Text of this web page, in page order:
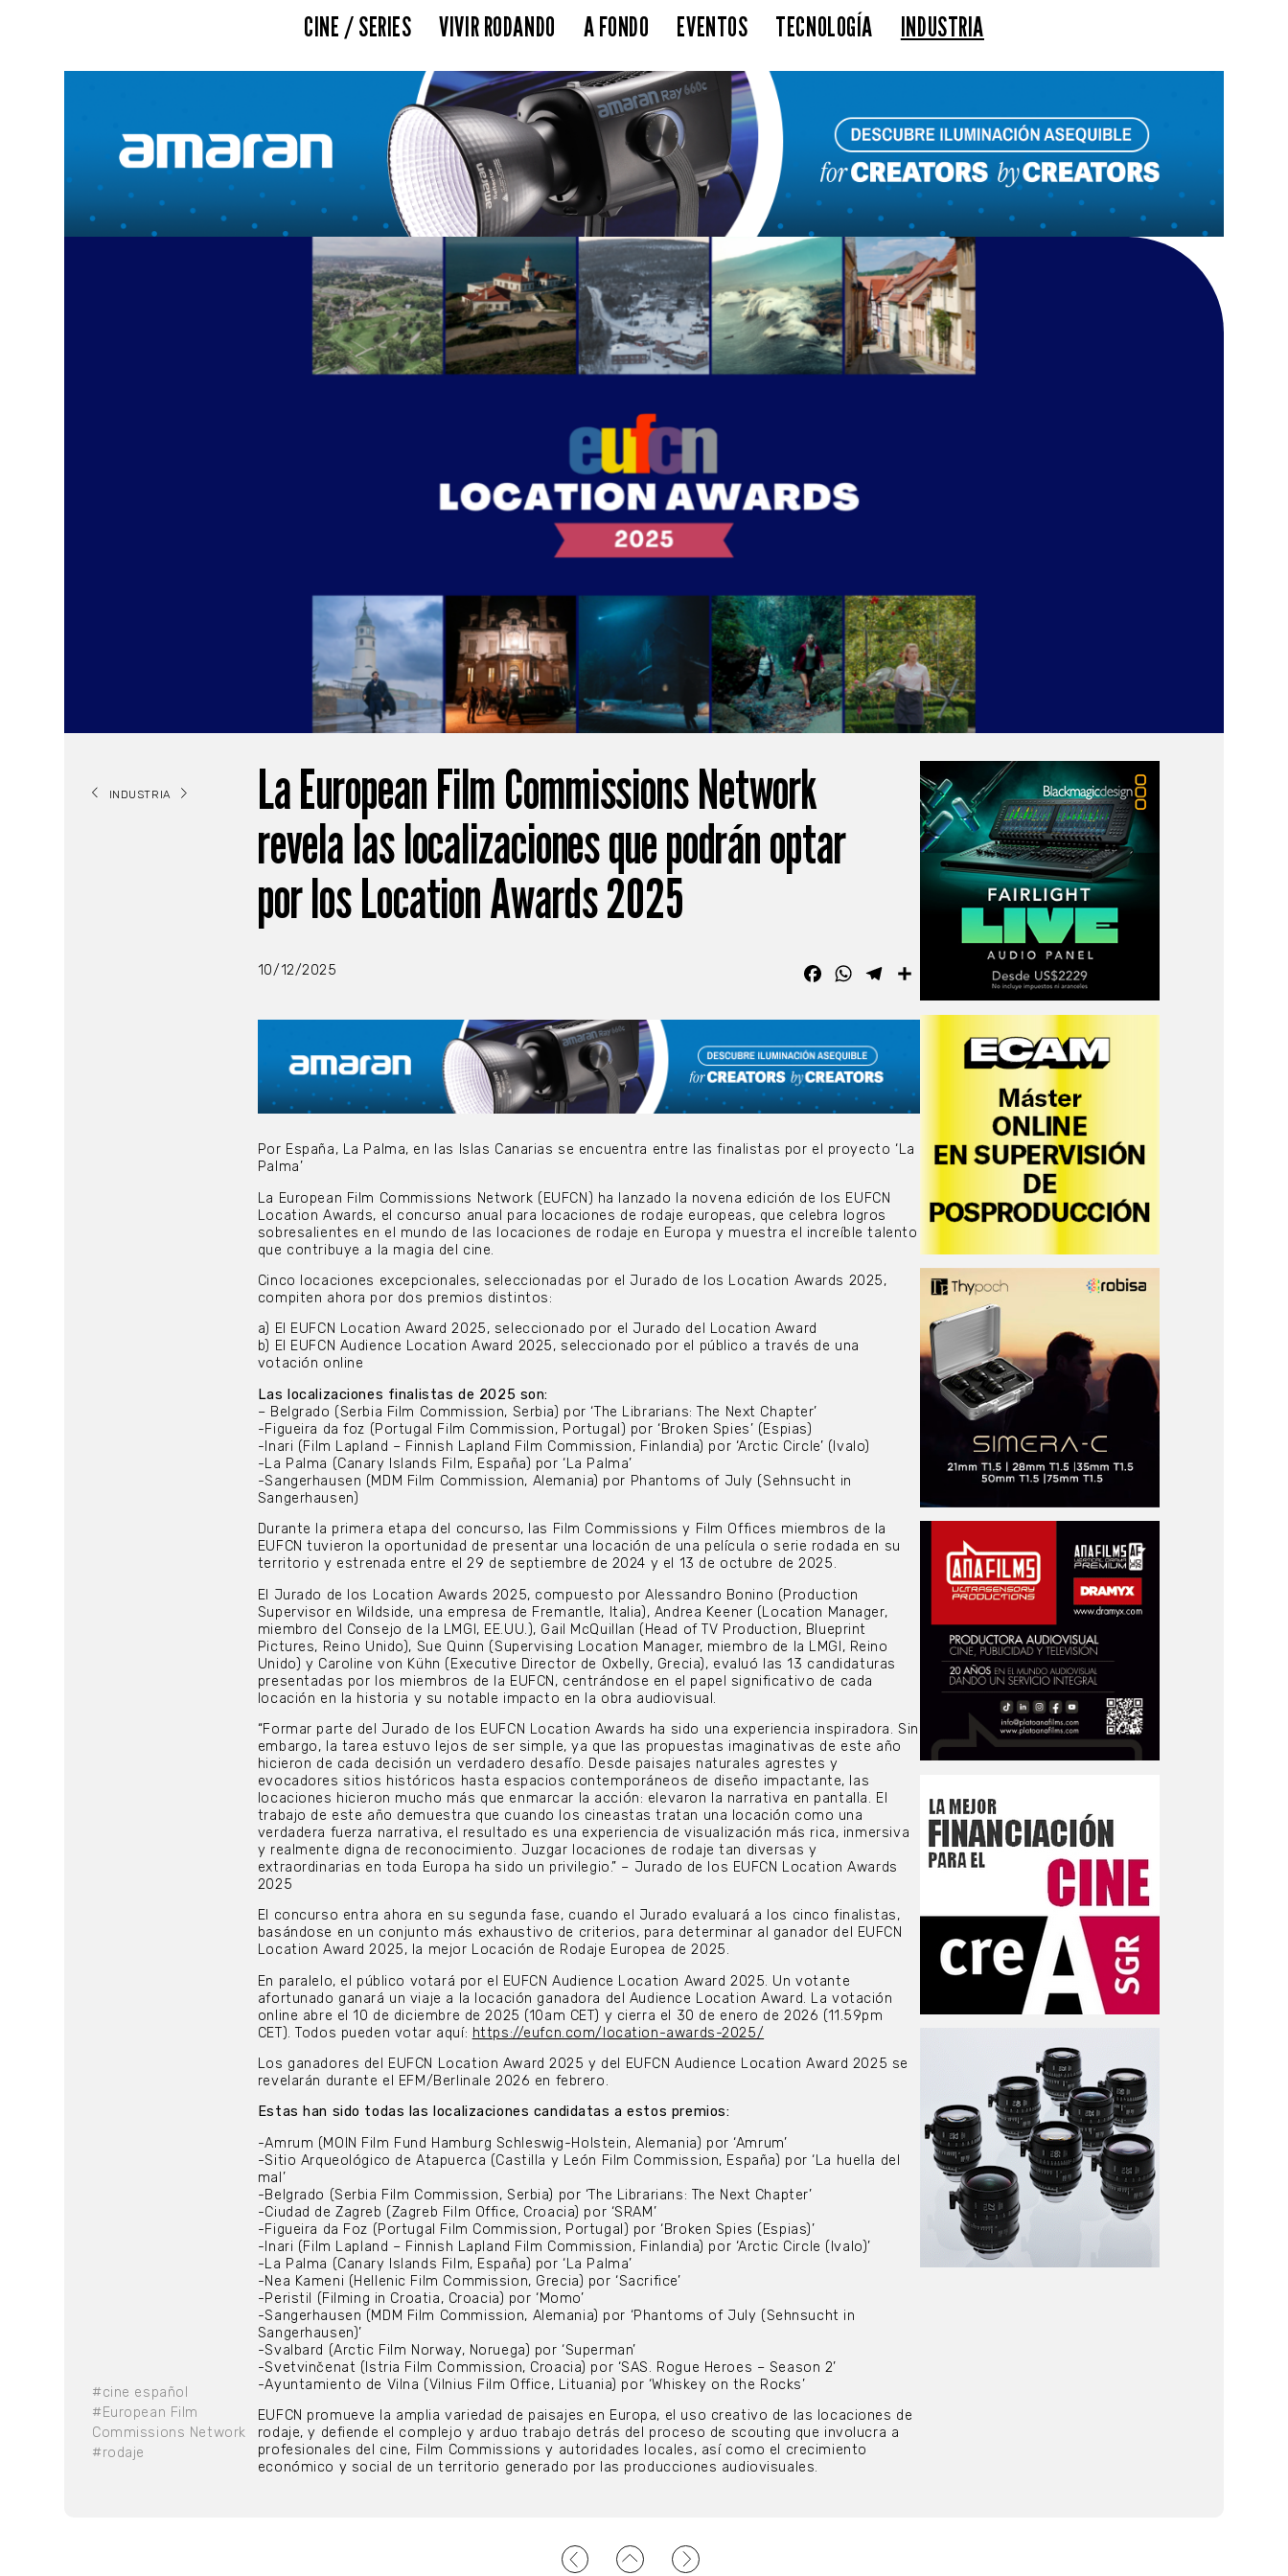
CINE / SERIES VIVIR RODANDO A FONDO EVENTOS TECNOLOGÍA INDUSTRIA
INDUSTRIA
#cine español
#European Film
Commissions Network
#rodaje
La European Film Commissions Network
revela las localizaciones que podrán optar
por los Location Awards 2025
10/12/2025 FacebookWhatsAppTelegram
Por España, La Palma, en las Islas Canarias se encuentra entre las finalistas por el proyecto ‘La
Palma’
La European Film Commissions Network (EUFCN) ha lanzado la novena edición de los EUFCN
Location Awards, el concurso anual para locaciones de rodaje europeas, que celebra logros
sobresalientes en el mundo de las locaciones de rodaje en Europa y muestra el increíble talento
que contribuye a la magia del cine.
Cinco locaciones excepcionales, seleccionadas por el Jurado de los Location Awards 2025,
compiten ahora por dos premios distintos:
a) El EUFCN Location Award 2025, seleccionado por el Jurado del Location Award
b) El EUFCN Audience Location Award 2025, seleccionado por el público a través de una
votación online
Las localizaciones finalistas de 2025 son:
– Belgrado (Serbia Film Commission, Serbia) por ‘The Librarians: The Next Chapter’
-Figueira da foz (Portugal Film Commission, Portugal) por ‘Broken Spies’ (Espias)
-Inari (Film Lapland – Finnish Lapland Film Commission, Finlandia) por ‘Arctic Circle’ (Ivalo)
-La Palma (Canary Islands Film, España) por ‘La Palma’
-Sangerhausen (MDM Film Commission, Alemania) por Phantoms of July (Sehnsucht in
Sangerhausen)
Durante la primera etapa del concurso, las Film Commissions y Film Offices miembros de la
EUFCN tuvieron la oportunidad de presentar una locación de una película o serie rodada en su
territorio y estrenada entre el 29 de septiembre de 2024 y el 13 de octubre de 2025.
El Jurado de los Location Awards 2025, compuesto por Alessandro Bonino (Production
Supervisor en Wildside, una empresa de Fremantle, Italia), Andrea Keener (Location Manager,
miembro del Consejo de la LMGI, EE.UU.), Gail McQuillan (Head of TV Production, Blueprint
Pictures, Reino Unido), Sue Quinn (Supervising Location Manager, miembro de la LMGI, Reino
Unido) y Caroline von Kühn (Executive Director de Oxbelly, Grecia), evaluó las 13 candidaturas
presentadas por los miembros de la EUFCN, centrándose en el papel significativo de cada
locación en la historia y su notable impacto en la obra audiovisual.
“Formar parte del Jurado de los EUFCN Location Awards ha sido una experiencia inspiradora. Sin
embargo, la tarea estuvo lejos de ser simple, ya que las propuestas imaginativas de este año
hicieron de cada decisión un verdadero desafío. Desde paisajes naturales agrestes y
evocadores sitios históricos hasta espacios contemporáneos de diseño impactante, las
locaciones hicieron mucho más que enmarcar la acción: elevaron la narrativa en pantalla. El
trabajo de este año demuestra que cuando los cineastas tratan una locación como una
verdadera fuerza narrativa, el resultado es una experiencia de visualización más rica, inmersiva
y realmente digna de reconocimiento. Juzgar locaciones de rodaje tan diversas y
extraordinarias en toda Europa ha sido un privilegio.” – Jurado de los EUFCN Location Awards
2025
El concurso entra ahora en su segunda fase, cuando el Jurado evaluará a los cinco finalistas,
basándose en un conjunto más exhaustivo de criterios, para determinar al ganador del EUFCN
Location Award 2025, la mejor Locación de Rodaje Europea de 2025.
En paralelo, el público votará por el EUFCN Audience Location Award 2025. Un votante
afortunado ganará un viaje a la locación ganadora del Audience Location Award. La votación
online abre el 10 de diciembre de 2025 (10am CET) y cierra el 30 de enero de 2026 (11.59pm
CET). Todos pueden votar aquí: https://eufcn.com/location-awards-2025/
Los ganadores del EUFCN Location Award 2025 y del EUFCN Audience Location Award 2025 se
revelarán durante el EFM/Berlinale 2026 en febrero.
Estas han sido todas las localizaciones candidatas a estos premios:
-Amrum (MOIN Film Fund Hamburg Schleswig-Holstein, Alemania) por ‘Amrum’
-Sitio Arqueológico de Atapuerca (Castilla y León Film Commission, España) por ‘La huella del
mal’
-Belgrado (Serbia Film Commission, Serbia) por ‘The Librarians: The Next Chapter’
-Ciudad de Zagreb (Zagreb Film Office, Croacia) por ‘SRAM’
-Figueira da Foz (Portugal Film Commission, Portugal) por ‘Broken Spies (Espias)’
-Inari (Film Lapland – Finnish Lapland Film Commission, Finlandia) por ‘Arctic Circle (Ivalo)’
-La Palma (Canary Islands Film, España) por ‘La Palma’
-Nea Kameni (Hellenic Film Commission, Grecia) por ‘Sacrifice’
-Peristil (Filming in Croatia, Croacia) por ‘Momo’
-Sangerhausen (MDM Film Commission, Alemania) por ‘Phantoms of July (Sehnsucht in
Sangerhausen)’
-Svalbard (Arctic Film Norway, Noruega) por ‘Superman’
-Svetvinčenat (Istria Film Commission, Croacia) por ‘SAS. Rogue Heroes – Season 2’
-Ayuntamiento de Vilna (Vilnius Film Office, Lituania) por ‘Whiskey on the Rocks’
EUFCN promueve la amplia variedad de paisajes en Europa, el uso creativo de las locaciones de
rodaje, y defiende el complejo y arduo trabajo detrás del proceso de scouting que involucra a
profesionales del cine, Film Commissions y autoridades locales, así como el crecimiento
económico y social de un territorio generado por las producciones audiovisuales.